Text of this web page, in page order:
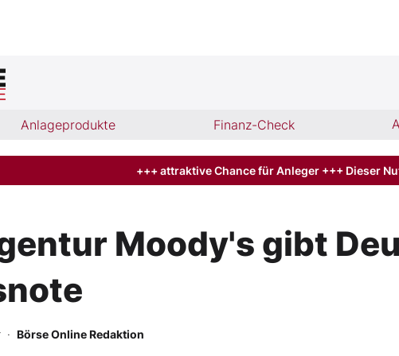
Anlageprodukte Finanz-Check
Ausgabe BÖRSE ONLINE lesen
+++ attraktive Chance für Anleger +++ Dieser
Moody's gibt
· Börse Online Redaktion